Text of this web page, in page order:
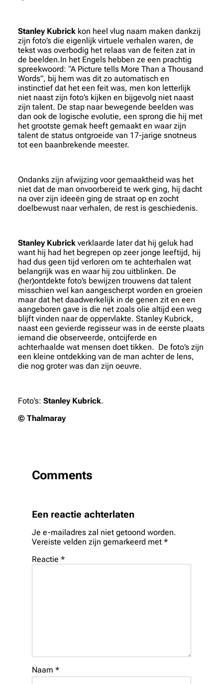
Stanley Kubrick kon heel vlug naam maken dankzij
zijn foto’s die eigenlijk virtuele verhalen waren, de
tekst was overbodig het relaas van de feiten zat in
de beelden.In het Engels hebben ze een prachtig
spreekwoord: “A Picture tells More Than a Thousand
Words”, bij hem was dit zo automatisch en
instinctief dat het een feit was, men kon letterlijk
niet naast zijn foto’s kijken en bijgevolg niet naast
zijn talent. De stap naar bewegende beelden was
dan ook de logische evolutie, een sprong die hij met
het grootste gemak heeft gemaakt en waar zijn
talent de status ontgroeide van 17-jarige snotneus
tot een baanbrekende meester.
Ondanks zijn afwijzing voor gemaaktheid was het
niet dat de man onvoorbereid te werk ging, hij dacht
na over zijn ideeën ging de straat op en zocht
doelbewust naar verhalen, de rest is geschiedenis.
Stanley Kubrick verklaarde later dat hij geluk had
want hij had het begrepen op zeer jonge leeftijd, hij
had dus geen tijd verloren om te achterhalen wat
belangrijk was en waar hij zou uitblinken. De
(her)ontdekte foto’s bewijzen trouwens dat talent
misschien wel kan aangescherpt worden en groeien
maar dat het daadwerkelijk in de genen zit en een
aangeboren gave is die net zoals olie altijd een weg
blijft vinden naar de oppervlakte. Stanley Kubrick,
naast een gevierde regisseur was in de eerste plaats
iemand die observeerde, ontcijferde en
achterhaalde wat mensen doet tikken. De foto’s zijn
een kleine ontdekking van de man achter de lens,
die nog groter was dan zijn oeuvre.
Foto’s: Stanley Kubrick.
© Thalmaray
Comments
Een reactie achterlaten
Je e-mailadres zal niet getoond worden.
Vereiste velden zijn gemarkeerd met *
Reactie *
Naam *